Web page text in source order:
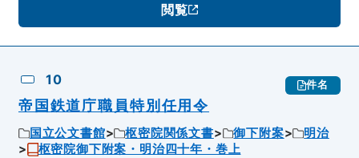
閲覧
10 件名
帝国鉄道庁職員特別任用令
国立公文書館 枢密院関係文書 御下附案
明治
枢密院御下附案・明治四十年・巻上